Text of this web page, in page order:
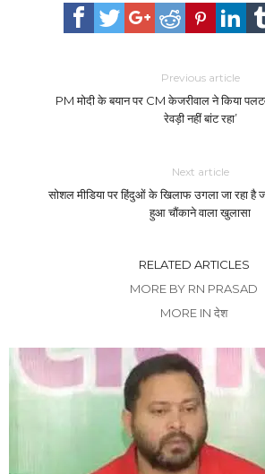
Previous article
PM मोदी के बयान पर CM केजरीवाल ने किया
रेवड़ी नहीं बांट रहा’
Next article
सोशल मीडिया पर हिंदुओं के खिलाफ उगला जा रहा है
हुआ चौंकाने वाला खुलासा
RELATED ARTICLES
MORE BY RN PRASAD
MORE IN देश